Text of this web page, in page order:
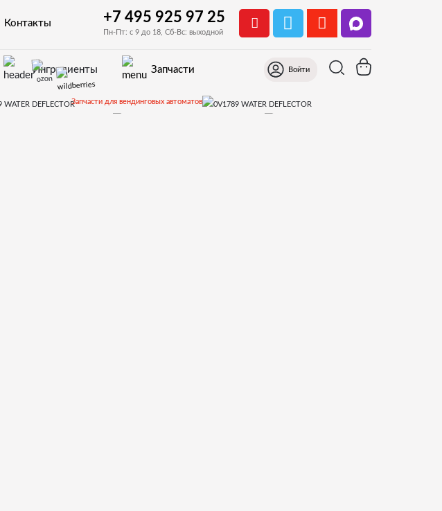
Контакты +7 495 925 97 25
Пн-Пт: с 9 до 18, Сб-Вс: выходной
Ингредиенты Запчасти Войти
Запчасти для вендинговых автоматов